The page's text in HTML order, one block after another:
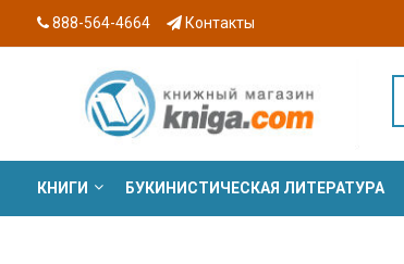
888-564-4664 Контакты
КНИГИ БУКИНИСТИЧЕСКАЯ ЛИТЕРАТУРА